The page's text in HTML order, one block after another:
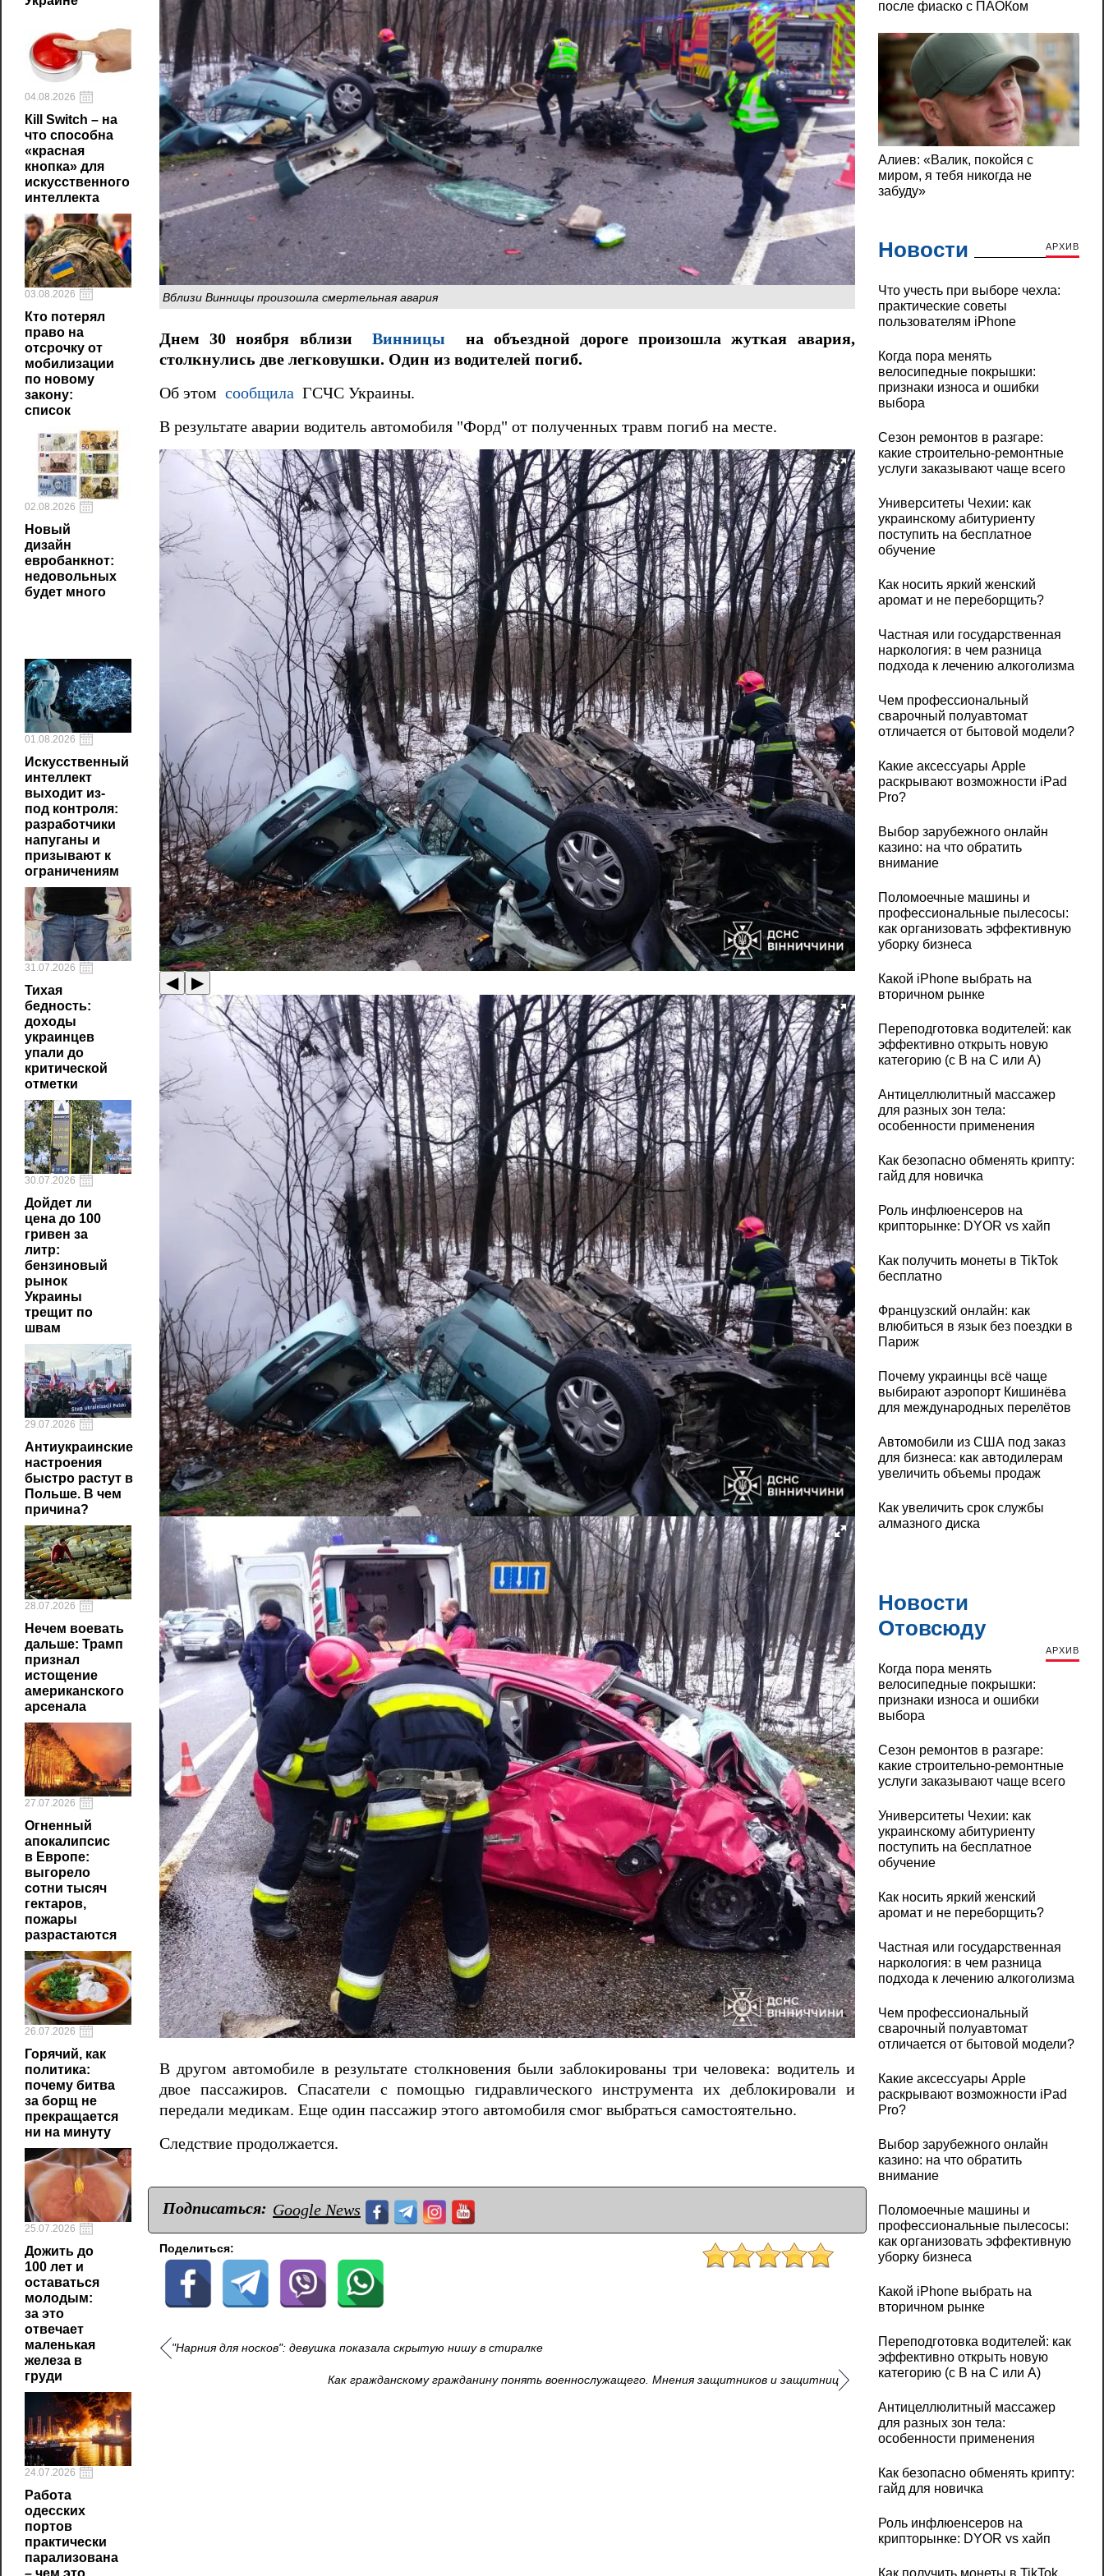
04.08.2026
Кill Switch – на
что способна
«красная
кнопка» для
искусственного
интеллекта
03.08.2026
Кто потерял
право на
отсрочку от
мобилизации
по новому
закону:
список
02.08.2026
Новый
дизайн
евробанкнот:
недовольных
будет много
01.08.2026
Искусственный
интеллект
выходит из-
под контроля:
разработчики
напуганы и
призывают к
ограничениям
31.07.2026
Тихая
бедность:
доходы
украинцев
упали до
критической
отметки
30.07.2026
Дойдет ли
цена до 100
гривен за
литр:
бензиновый
рынок
Украины
трещит по
швам
29.07.2026
Антиукраинские
настроения
быстро растут в
Польше. В чем
причина?
28.07.2026
Нечем воевать
дальше: Трамп
признал
истощение
американского
арсенала
27.07.2026
Огненный
апокалипсис
в Европе:
выгорело
сотни тысяч
гектаров,
пожары
разрастаются
26.07.2026
Горячий, как
политика:
почему битва
за борщ не
прекращается
ни на минуту
25.07.2026
Дожить до
100 лет и
оставаться
молодым:
за это
отвечает
маленькая
железа в
груди
24.07.2026
Работа
одесских
портов
практически
парализована
– чем это
Вблизи Винницы произошла смертельная авария
Днем 30 ноября вблизиВинницы на объездной дороге произошла жуткая авария,
столкнулись две легковушки. Один из водителей погиб.
Об этом сообщила ГСЧС Украины.
В результате аварии водитель автомобиля "Форд" от полученных травм погиб на месте.
◀ ▶
В другом автомобиле в результате столкновения были заблокированы три человека: водитель и
двое пассажиров. Спасатели с помощью гидравлического инструмента их деблокировали и
передали медикам. Еще один пассажир этого автомобиля смог выбраться самостоятельно.
Следствие продолжается.
Подписаться: Google News
Поделиться:
"Нарния для носков": девушка показала скрытую нишу в стиралке
Как гражданскому гражданину понять военнослужащего. Мнения защитников и защитниц
Новости АРХИВ
Что учесть при выборе чехла:
практические советы
пользователям iPhone
Когда пора менять
велосипедные покрышки:
признаки износа и ошибки
выбора
Сезон ремонтов в разгаре:
какие строительно-ремонтные
услуги заказывают чаще всего
Университеты Чехии: как
украинскому абитуриенту
поступить на бесплатное
обучение
Как носить яркий женский
аромат и не переборщить?
Частная или государственная
наркология: в чем разница
подхода к лечению алкоголизма
Чем профессиональный
сварочный полуавтомат
отличается от бытовой модели?
Какие аксессуары Apple
раскрывают возможности iPad
Pro?
Выбор зарубежного онлайн
казино: на что обратить
внимание
Поломоечные машины и
профессиональные пылесосы:
как организовать эффективную
уборку бизнеса
Какой iPhone выбрать на
вторичном рынке
Переподготовка водителей: как
эффективно открыть новую
категорию (с B на C или А)
Антицеллюлитный массажер
для разных зон тела:
особенности применения
Как безопасно обменять крипту:
гайд для новичка
Роль инфлюенсеров на
крипторынке: DYOR vs хайп
Как получить монеты в TikTok
бесплатно
Французский онлайн: как
влюбиться в язык без поездки в
Париж
Почему украинцы всё чаще
выбирают аэропорт Кишинёва
для международных перелётов
Автомобили из США под заказ
для бизнеса: как автодилерам
увеличить объемы продаж
Как увеличить срок службы
алмазного диска
Новости
Отовсюду
АРХИВ
Когда пора менять
велосипедные покрышки:
признаки износа и ошибки
выбора
Сезон ремонтов в разгаре:
какие строительно-ремонтные
услуги заказывают чаще всего
Университеты Чехии: как
украинскому абитуриенту
поступить на бесплатное
обучение
Как носить яркий женский
аромат и не переборщить?
Частная или государственная
наркология: в чем разница
подхода к лечению алкоголизма
Чем профессиональный
сварочный полуавтомат
отличается от бытовой модели?
Какие аксессуары Apple
раскрывают возможности iPad
Pro?
Выбор зарубежного онлайн
казино: на что обратить
внимание
Поломоечные машины и
профессиональные пылесосы:
как организовать эффективную
уборку бизнеса
Какой iPhone выбрать на
вторичном рынке
Переподготовка водителей: как
эффективно открыть новую
категорию (с B на C или А)
Антицеллюлитный массажер
для разных зон тела:
особенности применения
Как безопасно обменять крипту:
гайд для новичка
Роль инфлюенсеров на
крипторынке: DYOR vs хайп